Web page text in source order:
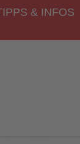
& INFOS